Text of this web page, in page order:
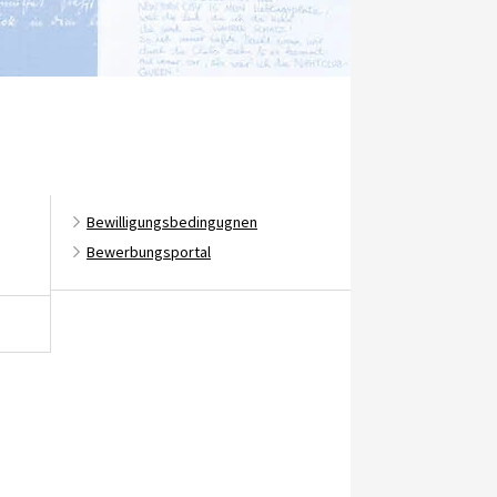
Bewilligungsbedingugnen
Bewerbungsportal